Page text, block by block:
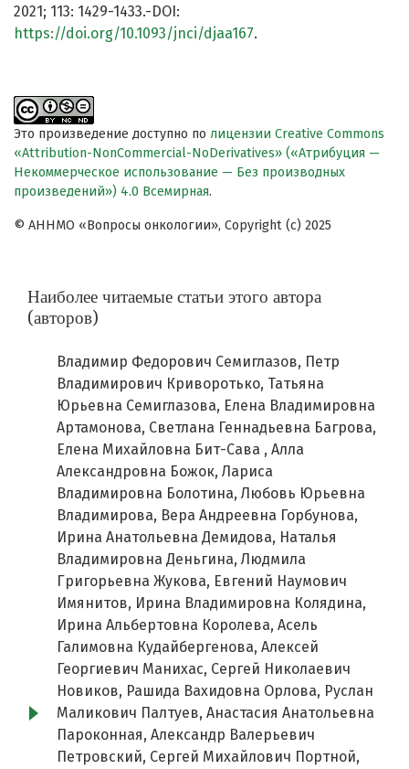
2021; 113: 1429-1433.-DOI:
https://doi.org/10.1093/jnci/djaa167.
Это произведение доступно по лицензии Creative Commons
«Attribution-NonCommercial-NoDerivatives» («Атрибуция —
Некоммерческое использование — Без производных
произведений») 4.0 Всемирная.
© АННМО «Вопросы онкологии», Copyright (c) 2025
Наиболее читаемые статьи этого автора
(авторов)
Владимир Федорович Семиглазов, Петр
Владимирович Криворотько, Татьяна
Юрьевна Семиглазова, Елена Владимировна
Артамонова, Светлана Геннадьевна Багрова,
Елена Михайловна Бит-Сава , Алла
Александровна Божок, Лариса
Владимировна Болотина, Любовь Юрьевна
Владимирова, Вера Андреевна Горбунова,
Ирина Анатольевна Демидова, Наталья
Владимировна Деньгина, Людмила
Григорьевна Жукова, Евгений Наумович
Имянитов, Ирина Владимировна Колядина,
Ирина Альбертовна Королева, Асель
Галимовна Кудайбергенова, Алексей
Георгиевич Манихас, Сергей Николаевич
Новиков, Рашида Вахидовна Орлова, Руслан
Маликович Палтуев, Анастасия Анатольевна
Пароконная, Александр Валерьевич
Петровский, Сергей Михайлович Портной,